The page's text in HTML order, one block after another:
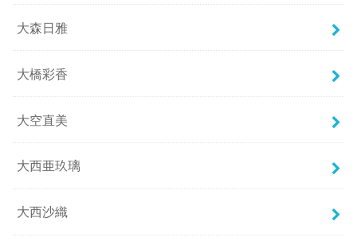
大森日雅
大橋彩香
大空直美
大西亜玖璃
大西沙織